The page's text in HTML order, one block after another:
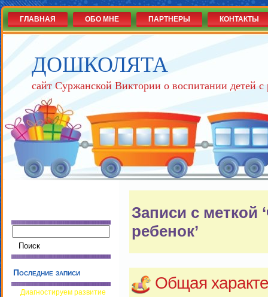
ДОШКОЛЯТА
сайт Суржанской Виктории о воспитании детей
ГЛАВНАЯ ОБО МНЕ ПАРТНЕРЫ КОНТАКТЫ
Последние записи
Диагностируем развитие
Записи с меткой
ребенок’
Общая